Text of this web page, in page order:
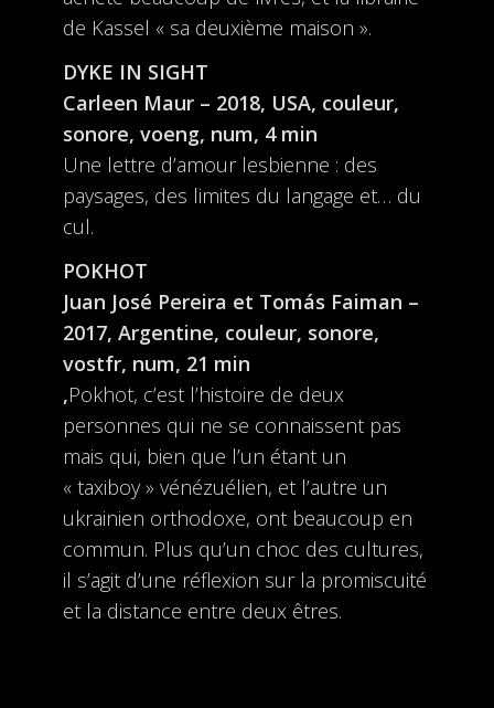
de Kassel « sa deuxième maison ».
DYKE IN SIGHT
Carleen Maur – 2018, USA, couleur,
sonore, voeng, num, 4 min
Une lettre d’amour lesbienne : des
paysages, des limites du langage et… du
cul.
POKHOT
Juan José Pereira et Tomás Faiman –
2017, Argentine, couleur, sonore,
vostfr, num, 21 min
,Pokhot, c’est l’histoire de deux
personnes qui ne se connaissent pas
mais qui, bien que l’un étant un
« taxiboy » vénézuélien, et l’autre un
ukrainien orthodoxe, ont beaucoup en
commun. Plus qu’un choc des cultures,
il s’agit d’une réflexion sur la promiscuité
et la distance entre deux êtres.